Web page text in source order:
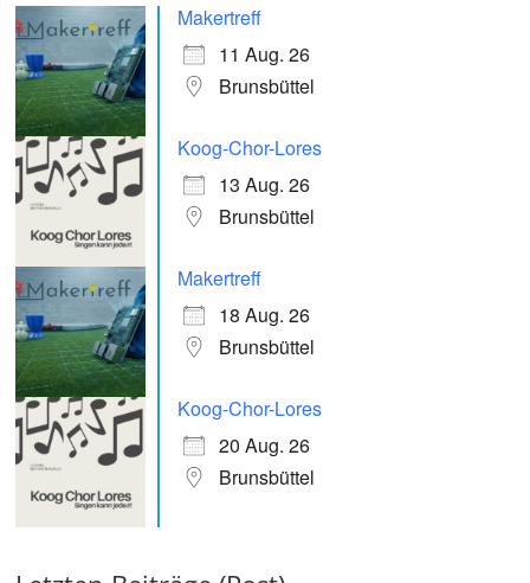
Makertreff
11 Aug. 26
Brunsbüttel
Koog-Chor-Lores
13 Aug. 26
Brunsbüttel
Makertreff
18 Aug. 26
Brunsbüttel
Koog-Chor-Lores
20 Aug. 26
Brunsbüttel